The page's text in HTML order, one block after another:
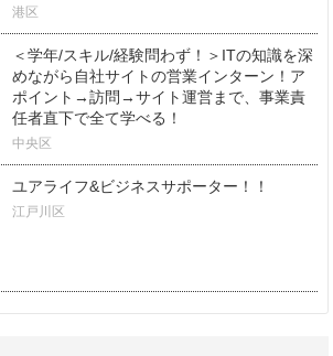
港区
＜学年/スキル/経験問わず！＞ITの知識を深
めながら自社サイトの営業インターン！ア
ポイント→訪問→サイト運営まで、事業責
任者直下で全て学べる！
中央区
ユアライフ&ビジネスサポーター！！
江戸川区